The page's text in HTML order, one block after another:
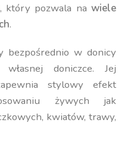
który pozwala na wiele
.
bezpośrednio w donicy
doniczce. Jej
stylowy efekt
żywych jak
kwiatów, trawy,